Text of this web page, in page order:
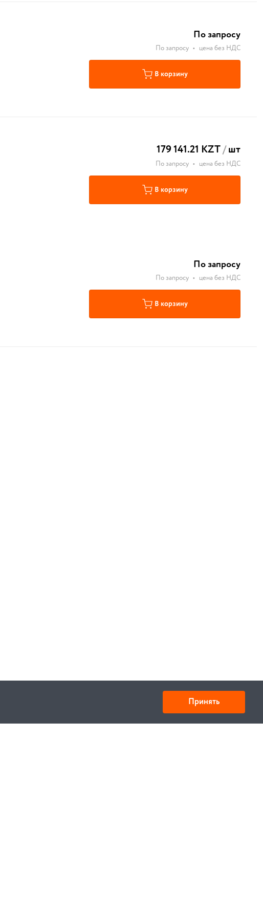
По запросу
По запросу • цена без НДС
В корзину
179 141.21 KZT/шт
По запросу • цена без НДС
В корзину
По запросу
По запросу • цена без НДС
В корзину
Принять